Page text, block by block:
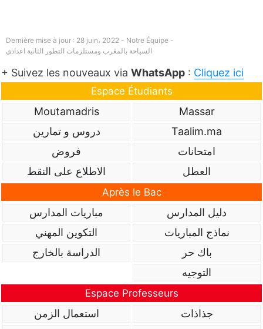
Dernière mise à jour : 28 juin، 2022 - Notre Équipe -
السياحة بالمغرب ومستلزمات التطور الثانية اعدادي
+ Suivez les nouveaux via WhatsApp : Cliquez ici
Espace Étudiants
Massar
Moutamadris
Taalim.ma
دروس و تمارين
امتحانات
فروض
العطل
الاطلاع على النقط
Après le Bac
دليل المدارس
مباريات المدارس
نماذج المباريات
التكوين المهني
باك حر
الدراسة بالخارج
التوجيه
Espace Professeurs
جذاذات
استعمال الزمن